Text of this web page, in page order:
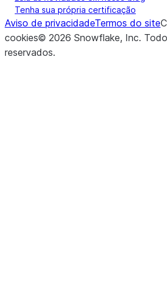
Tenha sua própria certificação
Aviso de privacidadeTermos do site
cookies© 2026 Snowflake, Inc.
reservados.